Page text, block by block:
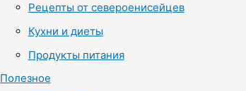
Рецепты от североенисейцев
Кухни и диеты
Продукты питания
Полезное